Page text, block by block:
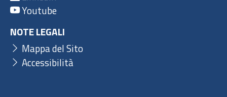
Youtube
NOTE LEGALI
Mappa del Sito
Accessibilità